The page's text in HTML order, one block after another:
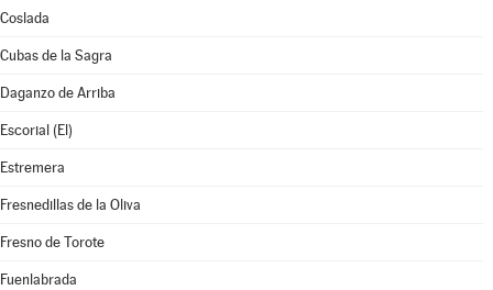
Coslada
Cubas de la Sagra
Daganzo de Arriba
Escorial (El)
Estremera
Fresnedillas de la Oliva
Fresno de Torote
Fuenlabrada